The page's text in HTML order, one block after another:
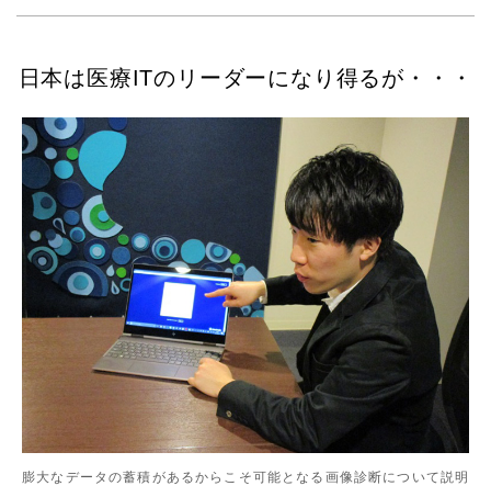
日本は医療ITのリーダーになり得るが・・・
膨大なデータの蓄積があるからこそ可能となる画像診断について説明